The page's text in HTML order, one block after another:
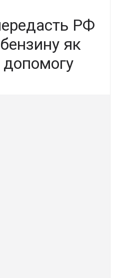
РФ
як
допомогу